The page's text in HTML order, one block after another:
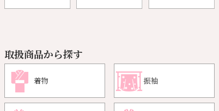
取扱商品から探す
着物 振袖